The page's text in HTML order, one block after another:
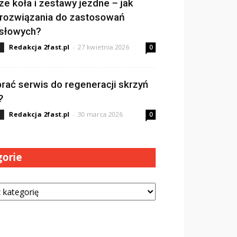
koła i zestawy jezdne – jak
do zastosowań
Redakcja 2fast.pl - 27 kwietnia 2026 0
serwis do regeneracji skrzyń
Redakcja 2fast.pl - 30 marca 2026 0